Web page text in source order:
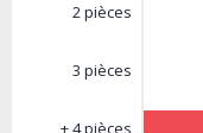
2 pièces
3 pièces
+ 4 pièces